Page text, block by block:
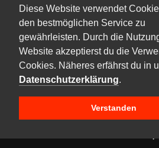
Diese Website verwendet
den bestmöglichen Service zu
gewährleisten. Durch die
Website akzeptierst du die
Cookies. Näheres erfährst du in
Datenschutzerklärung.
Verstanden
Updates